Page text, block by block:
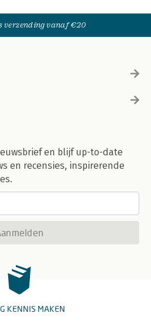
verzending vanaf €20
en blijf up-to-date
en recensies, inspirerende
KENNIS MAKEN